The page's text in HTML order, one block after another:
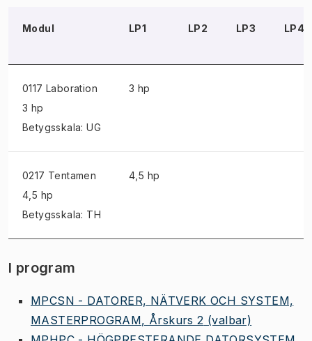
Modul LP1 LP2 LP3 LP4
0117 Laboration
3 hp
Betygsskala: UG
3 hp
0217 Tentamen
4,5 hp
Betygsskala: TH
4,5 hp
I program
MPCSN - DATORER, NÄTVERK OCH SYSTEM,
MASTERPROGRAM, Årskurs 2 (valbar)